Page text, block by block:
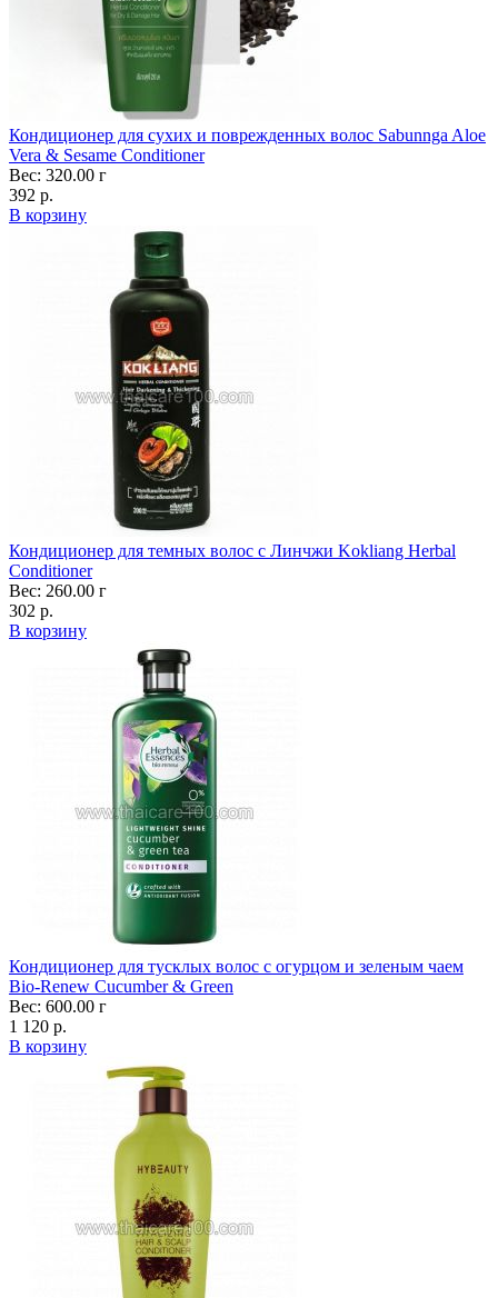
Кондиционер для сухих и поврежденных волос Sabunnga Aloe
Vera & Sesame Conditioner
Вес: 320.00 г
392 р.
В корзину
Кондиционер для темных волос с Линчжи Kokliang Herbal
Conditioner
Вес: 260.00 г
302 р.
В корзину
Кондиционер для тусклых волос с огурцом и зеленым чаем
Bio-Renew Cucumber & Green
Вес: 600.00 г
1 120 р.
В корзину